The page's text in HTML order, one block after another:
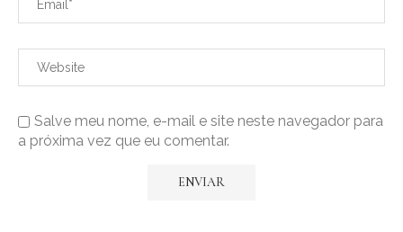
Salve meu nome, e-mail e site neste navegador para
a próxima vez que eu comentar.